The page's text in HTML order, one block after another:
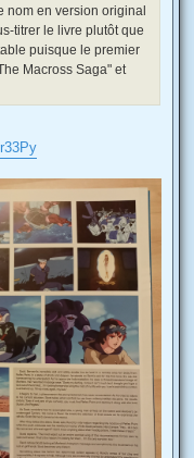
nom en version original
titrer le livre plutôt que
puisque le premier
Macross Saga" et